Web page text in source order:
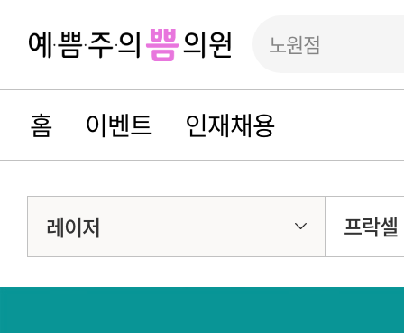
노원점
홈 이벤트 인재채용
레이저 프락셀